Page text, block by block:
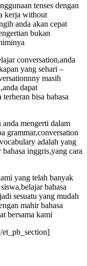
tenses dengan
kerja without
anda akan cepat
bukan
conversation,anda
yang sehari –
masih
dapat
bisa bahasa
mengerti dalam
grammar,conversation
adalah yang
inggris,yang cara
yang telah banyak
bahasa
sesuatu yang mudah
mahir bahasa
bersama kami